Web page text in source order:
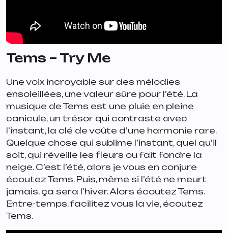
Tems – Try Me
Une voix incroyable sur des mélodies
ensoleillées, une valeur sûre pour l’été. La
musique de Tems est une pluie en pleine
canicule, un trésor qui contraste avec
l’instant, la clé de voûte d’une harmonie rare.
Quelque chose qui sublime l’instant, quel qu’il
soit, qui réveille les fleurs ou fait fondre la
neige. C’est l’été, alors je vous en conjure
écoutez Tems. Puis, même si l’été ne meurt
jamais, ça sera l’hiver. Alors écoutez Tems.
Entre-temps, facilitez vous la vie, écoutez
Tems.